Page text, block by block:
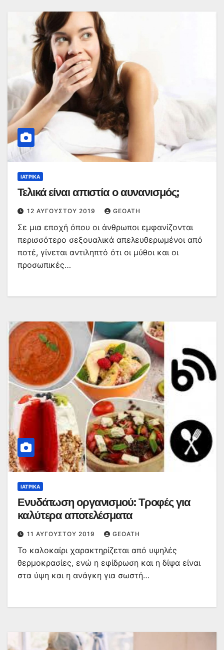
ΙΑΤΡΙΚΆ
Τελικά είναι απιστία ο αυνανισμός;
12 ΑΥΓΟΎΣΤΟΥ 2019 GEOATH
Σε μια εποχή όπου οι άνθρωποι εμφανίζονται
περισσότερο σεξουαλικά απελευθερωμένοι από
ποτέ, γίνεται αντιληπτό ότι οι μύθοι και οι
προσωπικές…
ΙΑΤΡΙΚΆ
Ενυδάτωση οργανισμού: Τροφές για
καλύτερα αποτελέσματα
11 ΑΥΓΟΎΣΤΟΥ 2019 GEOATH
Το καλοκαίρι χαρακτηρίζεται από υψηλές
θερμοκρασίες, ενώ η εφίδρωση και η δίψα είναι
στα ύψη και η ανάγκη για σωστή…